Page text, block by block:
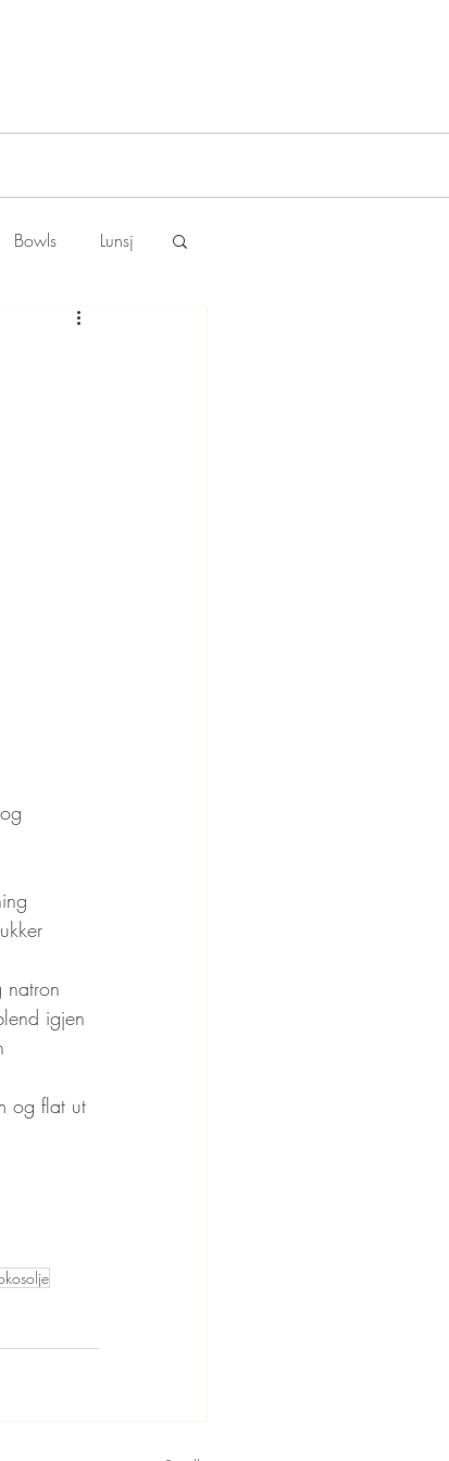
Bowls Lunsj
natron
igjen
og flat ut